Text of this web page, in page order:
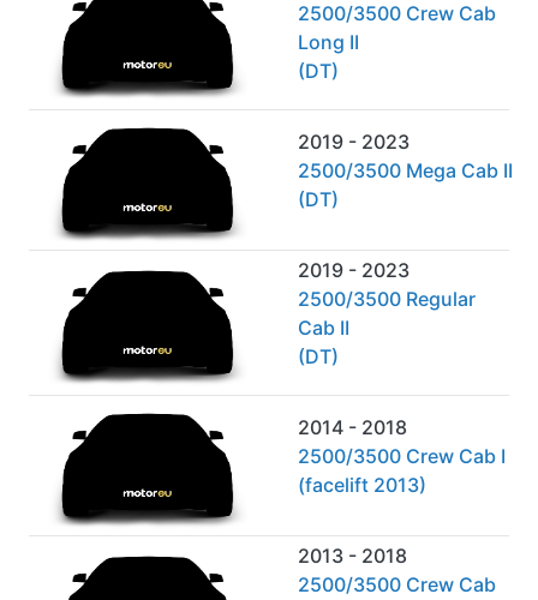
2500/3500 Crew Cab
Long II
(DT)
2019 - 2023
2500/3500 Mega Cab II
(DT)
2019 - 2023
2500/3500 Regular
Cab II
(DT)
2014 - 2018
2500/3500 Crew Cab I
(facelift 2013)
2013 - 2018
2500/3500 Crew Cab